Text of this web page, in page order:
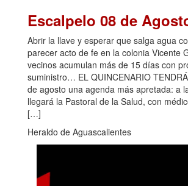
Escalpelo 08 de
Abrir la llave y esperar que salga agua
parecer acto de fe en la colonia Vicente
vecinos acumulan más de 15 días con
suministro… EL QUINCENARIO
de agosto una agenda más apretada: a
llegará la Pastoral de la Salud, con
[…]
Heraldo de Aguascalientes